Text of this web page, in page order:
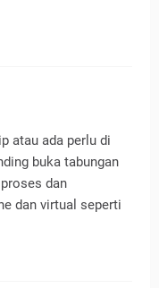
atau ada perlu di
buka tabungan
dan
dan virtual seperti